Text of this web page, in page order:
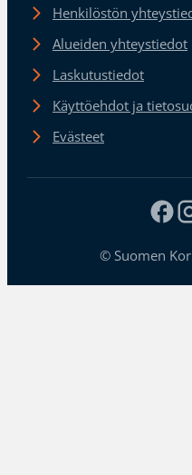
Henkilöstön
Alueiden yhteystiedot
Laskutustiedot
Käyttöehdot ja
Evästeet
© Suomen